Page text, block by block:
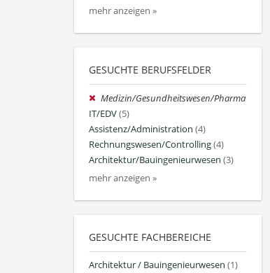
mehr anzeigen »
GESUCHTE BERUFSFELDER
Medizin/Gesundheitswesen/Pharma
IT/EDV(5)
Assistenz/Administration (4)
Rechnungswesen/Controlling(4)
Architektur/Bauingenieurwesen (3)
mehr anzeigen »
GESUCHTE FACHBEREICHE
Architektur / Bauingenieurwesen (1)